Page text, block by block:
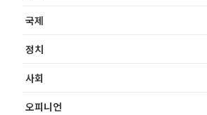
국제
정치
사회
오피니언